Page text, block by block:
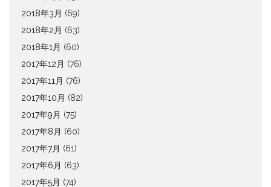
2018年3月 (69)
2018年2月 (63)
2018年1月 (60)
2017年12月 (76)
2017年11月 (76)
2017年10月 (82)
2017年9月 (75)
2017年8月 (60)
2017年7月 (61)
2017年6月 (63)
2017年5月 (74)